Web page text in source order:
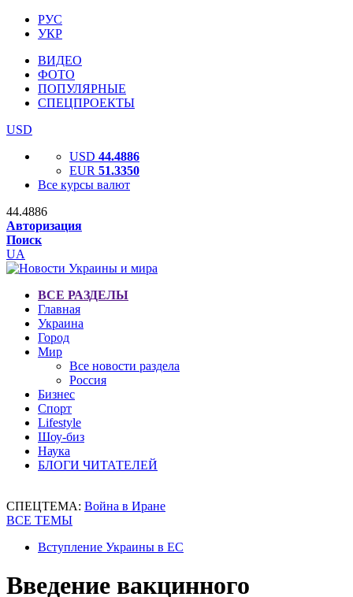
РУС
УКР
ВИДЕО
ФОТО
ПОПУЛЯРНЫЕ
СПЕЦПРОЕКТЫ
USD
USD 44.4886
EUR 51.3350
Все курсы валют
44.4886
Авторизация
Поиск
UA
ВСЕ РАЗДЕЛЫ
Главная
Украина
Город
Мир
Все новости раздела
Россия
Бизнес
Спорт
Lifestyle
Шоу-биз
Наука
БЛОГИ ЧИТАТЕЛЕЙ
СПЕЦТЕМА: Война в Иране
ВСЕ ТЕМЫ
Вступление Украины в ЕС
Введение вакцинного